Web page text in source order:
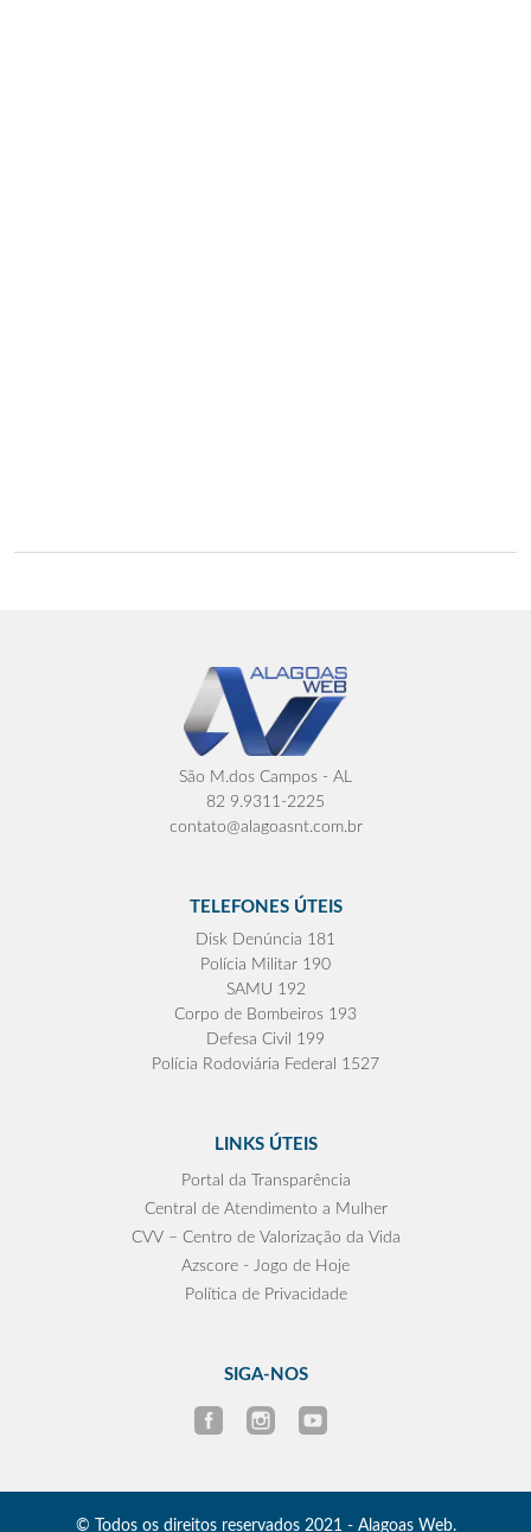
São M.dos Campos - AL
82 9.9311-2225
contato@alagoasnt.com.br
TELEFONES ÚTEIS
Disk Denúncia 181
Polícia Militar 190
SAMU 192
Corpo de Bombeiros 193
Defesa Civil 199
Polícia Rodoviária Federal 1527
LINKS ÚTEIS
Portal da Transparência
Central de Atendimento a Mulher
CVV – Centro de Valorização da Vida
Azscore - Jogo de Hoje
Política de Privacidade
SIGA-NOS
© Todos os direitos reservados 2021 - Alagoas Web.